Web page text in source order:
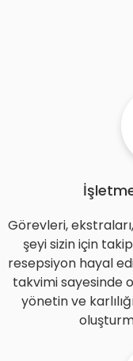
Görevleri,
şeyi sizin için
resepsiyon hayal
takvimi sayesinde
yönetin ve